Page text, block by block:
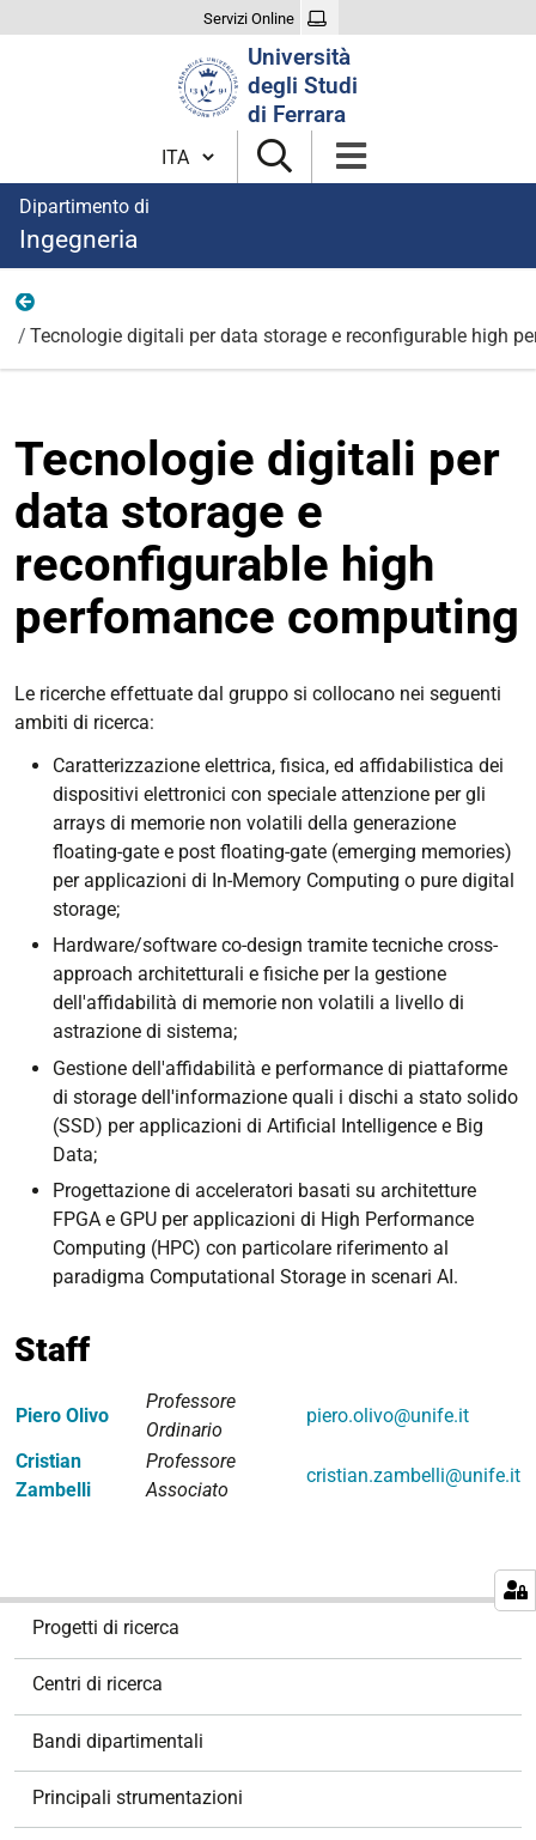
Servizi Online
Università
degli Studi
di Ferrara
Cambia lingua
Dipartimento di
Ingegneria
Tecnologie digitali per data storage e reconfigurable high
Tecnologie digitali per
data storage e
reconfigurable high
perfomance computing
Le ricerche effettuate dal gruppo si collocano nei seguenti
ambiti di ricerca:
Caratterizzazione elettrica, fisica, ed affidabilistica dei
dispositivi elettronici con speciale attenzione per gli
arrays di memorie non volatili della generazione
floating-gate e post floating-gate (emerging memories)
per applicazioni di In-Memory Computing o pure digital
storage;
Hardware/software co-design tramite tecniche cross-
approach architetturali e fisiche per la gestione
dell'affidabilità di memorie non volatili a livello di
astrazione di sistema;
Gestione dell'affidabilità e performance di piattaforme
di storage dell'informazione quali i dischi a stato solido
(SSD) per applicazioni di Artificial Intelligence e Big
Data;
Progettazione di acceleratori basati su architetture
FPGA e GPU per applicazioni di High Performance
Computing (HPC) con particolare riferimento al
paradigma Computational Storage in scenari AI.
Staff
Piero Olivo
Professore
Ordinario
piero.olivo@unife.it
Cristian
Zambelli
Professore
Associato
cristian.zambelli@unife.it
Progetti di ricerca
Centri di ricerca
Bandi dipartimentali
Principali strumentazioni